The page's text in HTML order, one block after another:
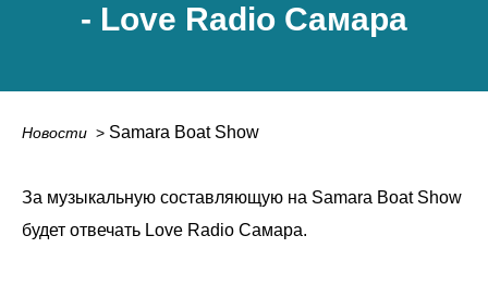
- Love Radio Самара
Новости > Samara Boat Show
За музыкальную составляющую на Samara Boat Show
будет отвечать Love Radio Самара.